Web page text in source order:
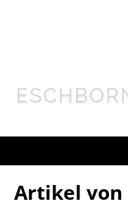
Artikel von